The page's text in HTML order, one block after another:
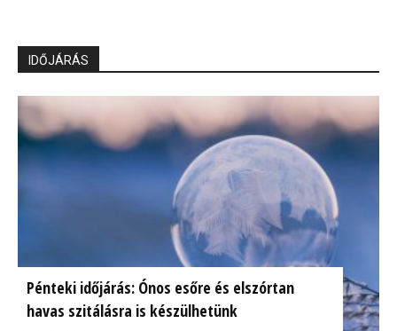
IDŐJÁRÁS
Pénteki időjárás: Ónos esőre és elszórtan
havas szitálásra is készülhetünk